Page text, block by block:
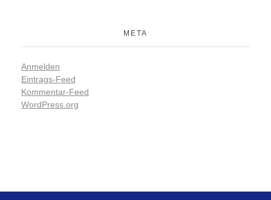
META
Anmelden
Eintrags-Feed
Kommentar-Feed
WordPress.org